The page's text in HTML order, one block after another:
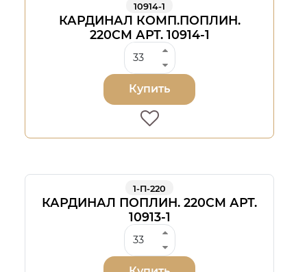
10914-1
КАРДИНАЛ КОМП.ПОПЛИН.
220СМ АРТ. 10914-1
Купить
1-П-220
КАРДИНАЛ ПОПЛИН. 220СМ АРТ.
10913-1